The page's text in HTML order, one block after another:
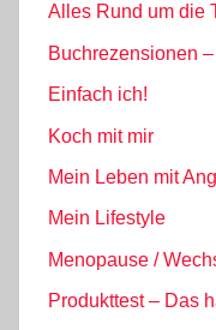
Alles Rund um die
Buchrezensionen
Einfach ich!
Koch mit mir
Mein Leben mit
Mein Lifestyle
Menopause /
Produkttest – Das